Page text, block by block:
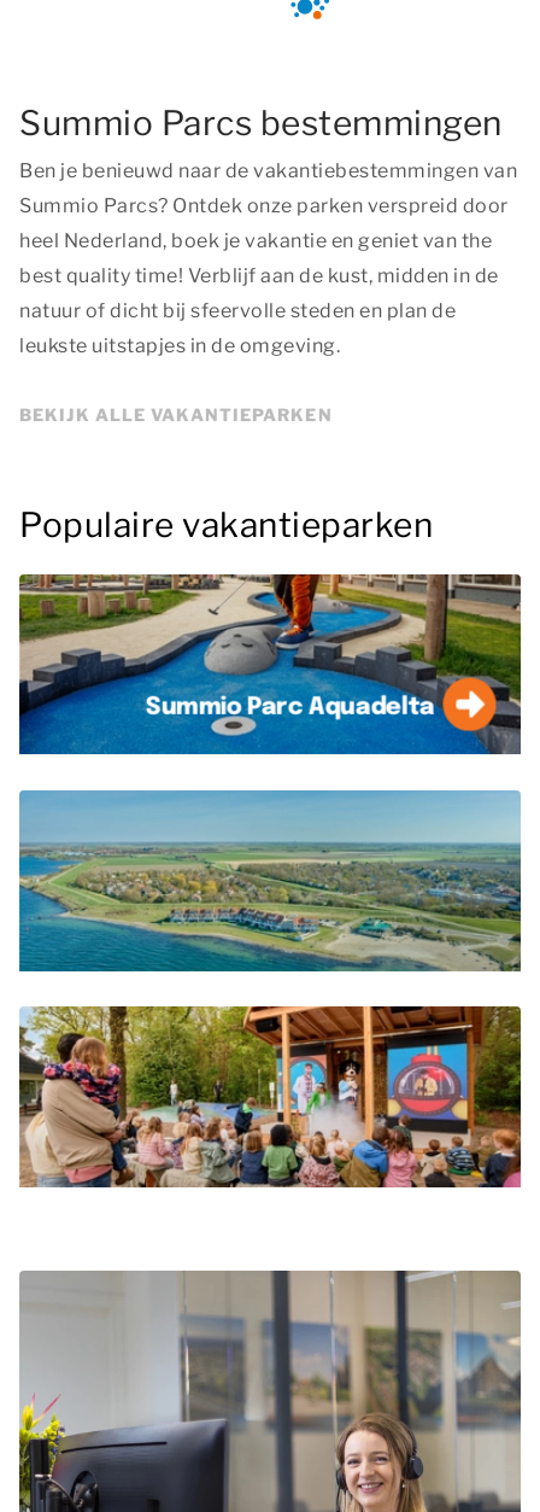
Summio Parcs bestemmingen
Ben je benieuwd naar de vakantiebestemmingen van
Summio Parcs? Ontdek onze parken verspreid door
heel Nederland, boek je vakantie en geniet van the
best quality time! Verblijf aan de kust, midden in de
natuur of dicht bij sfeervolle steden en plan de
leukste uitstapjes in de omgeving.
BEKIJK ALLE VAKANTIEPARKEN
Populaire vakantieparken